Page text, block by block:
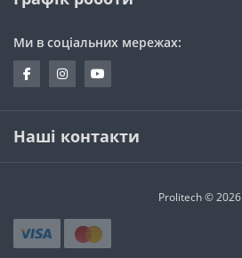
Ми в соціальних мережах:
Наші контакти
Prolitech © 2026